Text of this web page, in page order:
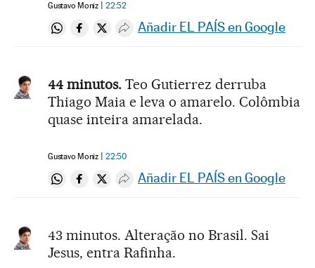
Gustavo Moniz 22:52
Compartir en Whatsapp
Compartir en Facebook
Compartir en Twitter
Desplegar Redes Sociales
Añadir EL PAÍS en Google
44 minutos. Teo Gutierrez derruba
Thiago Maia e leva o amarelo. Colômbia
quase inteira amarelada.
Gustavo Moniz 22:50
Compartir en Whatsapp
Compartir en Facebook
Compartir en Twitter
Desplegar Redes Sociales
Añadir EL PAÍS en Google
43 minutos. Alteração no Brasil. Sai
Jesus, entra Rafinha.